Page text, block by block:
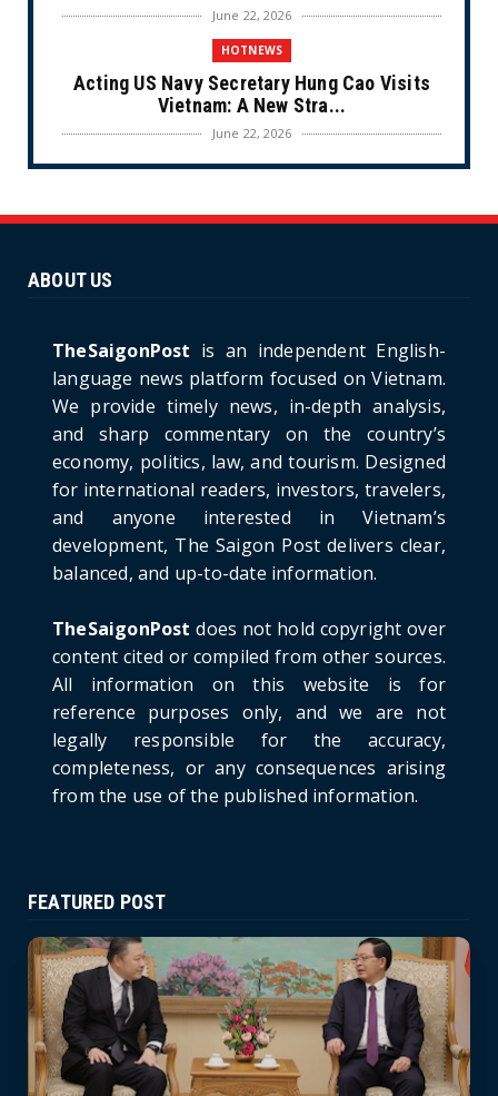
June 22, 2026
HOTNEWS
Acting US Navy Secretary Hung Cao Visits
Vietnam: A New Stra...
June 22, 2026
CULTURE
Ninh Bride Re-enacts...
Project: An Analysi...
June 21, 2026
HOTNEWS
Detailed Analysis of the Cooling-off Period
Law in Timeshare...
June 21, 2026
HOTNEWS
Prime Minister Lê Minh Hưng’s Visit to
Russia: A New Step Fo...
HOTNEWS
Politburo: Strictly Handle Acts of Using
Pirated Software, C...
June 21, 2026
ABOUT US
TheSaigonPost is an independent English-
language news platform focused on Vietnam.
We provide timely news, in-depth analysis,
and sharp commentary on the country’s
economy, politics, law, and tourism. Designed
for international readers, investors, travelers,
and anyone interested in Vietnam’s
development, The Saigon Post delivers clear,
balanced, and up-to-date information.
TheSaigonPost does not hold copyright over
content cited or compiled from other sources.
All information on this website is for
reference purposes only, and we are not
legally responsible for the accuracy,
completeness, or any consequences arising
from the use of the published information.
FEATURED POST